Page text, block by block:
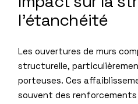
l’étanchéité
Les ouvertures de murs
structurelle,
porteuses. Ces
souvent des